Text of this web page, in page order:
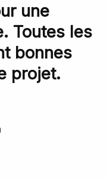
une
Toutes les
bonnes
projet.